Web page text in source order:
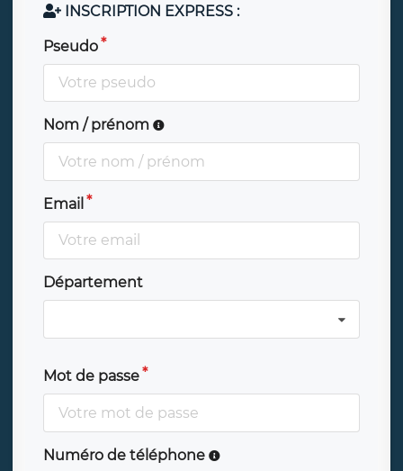
INSCRIPTION EXPRESS :
Pseudo
Nom / prénom
Email
Département
Mot de passe
Numéro de téléphone